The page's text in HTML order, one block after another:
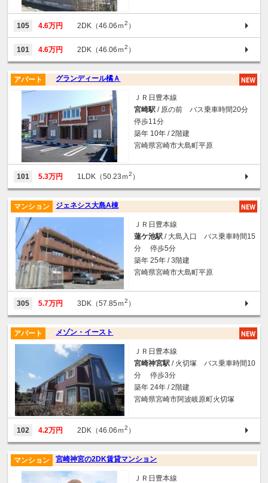
105 4.6万円 2DK（46.06ｍ2 ）
101 4.6万円 2DK（46.06ｍ2 ）
グランディール橘Ａ
アパート
ＪＲ日豊本線
宮崎駅 / 原の前 バス乗車時間20分
停歩11分
築年 10年 / 2階建
宮崎県宮崎市大島町平原
101 5.3万円 1LDK（50.23ｍ2 ）
ジェネシス大島A棟
マンション
ＪＲ日豊本線
蓮ケ池駅 / 大島入口 バス乗車時間15
分 停歩5分
築年 25年 / 3階建
宮崎県宮崎市大島町平原
305 5.7万円 3DK（57.85ｍ2 ）
メゾン・イースト
アパート
ＪＲ日豊本線
宮崎神宮駅 / 火切塚 バス乗車時間10
分 停歩3分
築年 24年 / 2階建
宮崎県宮崎市阿波岐原町火切塚
102 4.2万円 2DK（46.06ｍ2 ）
宮崎神宮の2DK賃貸マンション
マンション
ＪＲ日豊本線